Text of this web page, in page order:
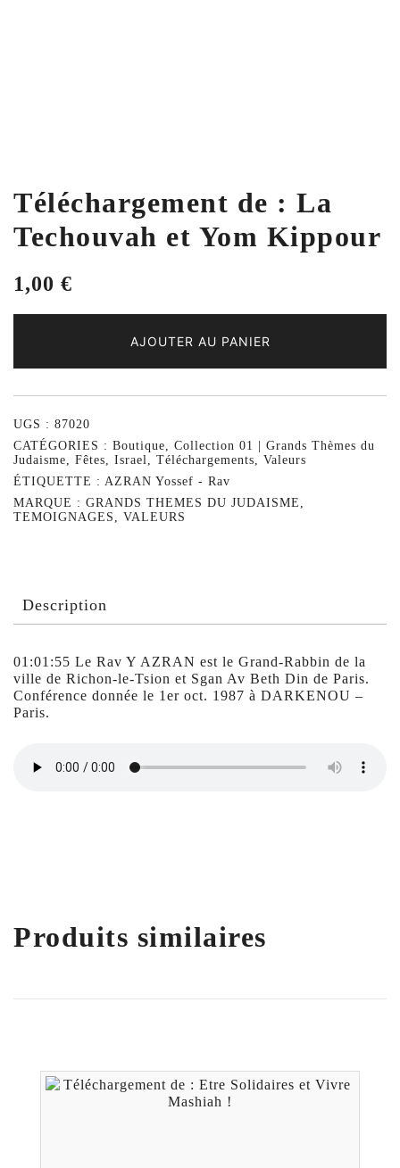
Téléchargement de : La
Techouvah et Yom Kippour
1,00 €
AJOUTER AU PANIER
UGS : 87020
CATÉGORIES : Boutique, Collection 01 | Grands Thèmes du
Judaisme, Fêtes, Israel, Téléchargements, Valeurs
ÉTIQUETTE : AZRAN Yossef - Rav
MARQUE : GRANDS THEMES DU JUDAISME ,
TEMOIGNAGES , VALEURS
Description
01:01:55 Le Rav Y AZRAN est le Grand-Rabbin de la
ville de Richon-le-Tsion et Sgan Av Beth Din de Paris.
Conférence donnée le 1er oct. 1987 à DARKENOU –
Paris.
Produits similaires